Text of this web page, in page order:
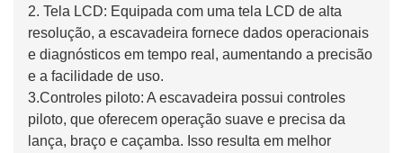
2. Tela LCD: Equipada com uma tela LCD de alta
resolução, a escavadeira fornece dados operacionais
e diagnósticos em tempo real, aumentando a precisão
e a facilidade de uso.
3.Controles piloto: A escavadeira possui controles
piloto, que oferecem operação suave e precisa da
lança, braço e caçamba. Isso resulta em melhor